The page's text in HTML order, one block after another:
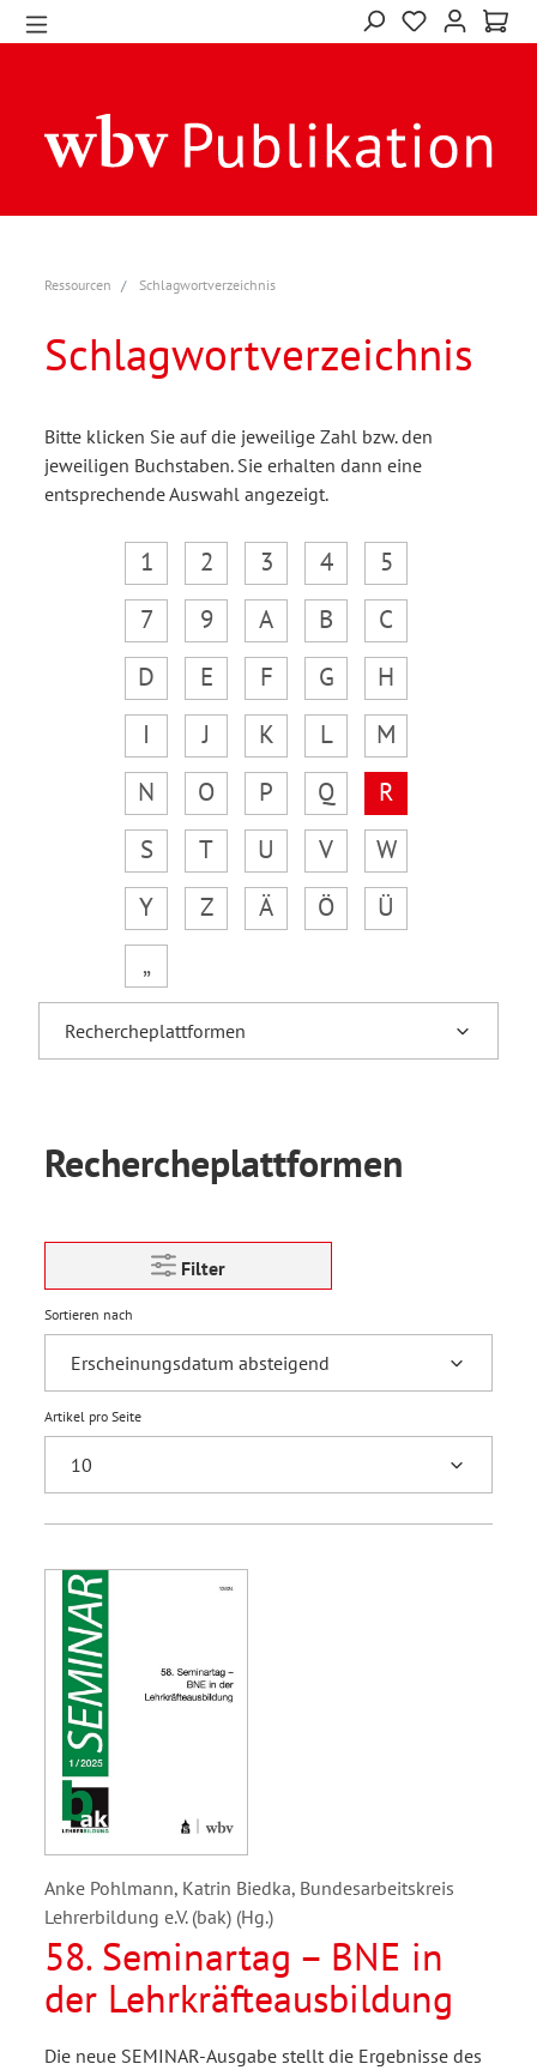
Ressourcen Schlagwortverzeichnis
Schlagwortverzeichnis
Bitte klicken Sie auf die jeweilige Zahl bzw. den
jeweiligen Buchstaben. Sie erhalten dann eine
entsprechende Auswahl angezeigt.
1 2 3 4
5
7
9 A B
C
D
E F G
H
I
J K L
M
N
O P Q
R
S
T U V
W
Y
Z Ä Ö
Ü
„
Rechercheplattformen
Filter
Sortieren nach
Artikel pro Seite
Anke Pohlmann, Katrin Biedka, Bundesarbeitskreis
Lehrerbildung e.V. (bak) (Hg.)
58. Seminartag – BNE in
der Lehrkräfteausbildung
Die neue SEMINAR-Ausgabe stellt die Ergebnisse des